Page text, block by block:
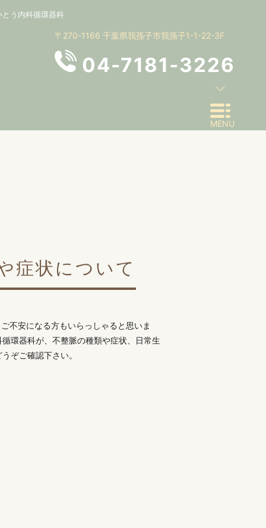
う内科循環器科
〒270-1166 千葉県我孫子市我孫子1-1-22-3F
04-7181-3226
MENU
症状について
不安になる方もいらっしゃると思いま
環器科が、不整脈の種類や症状、日常生
ぞご確認下さい。